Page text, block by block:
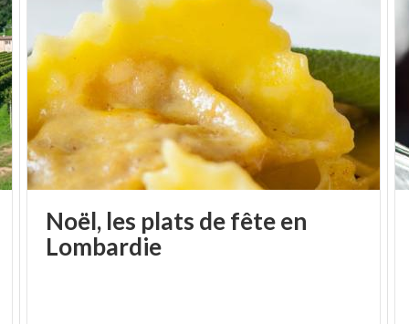
Noël, les plats de fête en
Lombardie